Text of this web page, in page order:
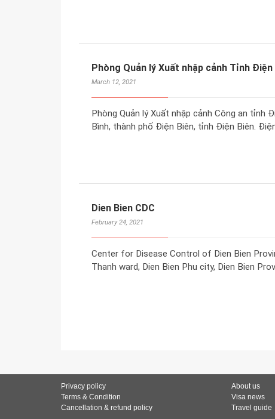
Phòng Quản lý Xuất nhập cảnh Tỉnh Điện
March 12, 2021
Phòng Quản lý Xuất nhập cảnh Công an tỉnh
Bình, thành phố Điện Biên, tỉnh Điện Biên.
Dien Bien CDC
February 24, 2021
Center for Disease Control of Dien Bien
Thanh ward, Dien Bien Phu city, Dien Bien
Privacy policy
Terms & Condition
Cancellation & refund policy
About us
Visa news
Travel guide